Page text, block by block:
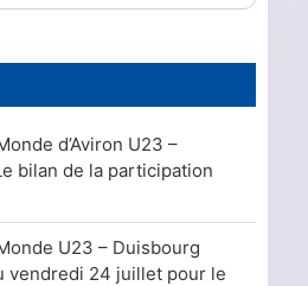
d’Aviron U23 –
bilan de la participation
U23 – Duisbourg
vendredi 24 juillet pour le